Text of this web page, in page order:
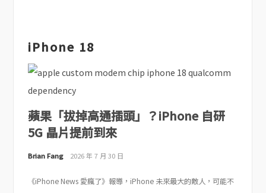
iPhone 18
蘋果「拔掉高通插頭」？iPhone 自研
5G 晶片提前到來
Brian Fang 2026 年 7 月 30 日
《iPhone News 愛瘋了》報導，iPhone 未來最大的敵人，可能不